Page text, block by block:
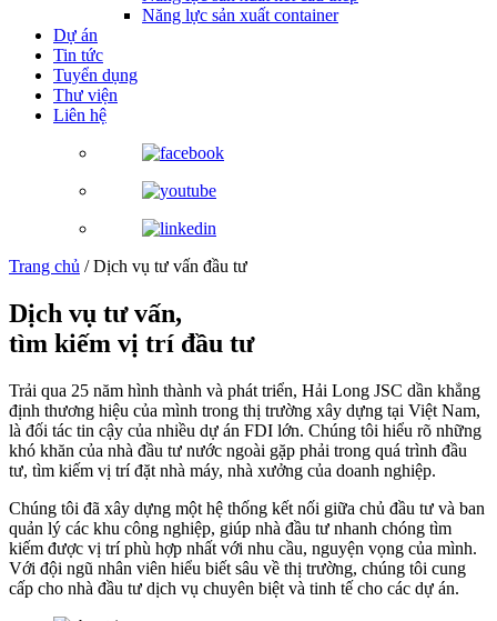
Năng lực sản xuất container
Dự án
Tin tức
Tuyển dụng
Thư viện
Liên hệ
Trang chủ /Dịch vụ tư vấn đầu tư
Dịch vụ tư vấn,
tìm kiếm vị trí đầu tư
Trải qua 25 năm hình thành và phát triển, Hải Long JSC dần khẳng
định thương hiệu của mình trong thị trường xây dựng tại Việt Nam,
là đối tác tin cậy của nhiều dự án FDI lớn. Chúng tôi hiểu rõ những
khó khăn của nhà đầu tư nước ngoài gặp phải trong quá trình đầu
tư, tìm kiếm vị trí đặt nhà máy, nhà xưởng của doanh nghiệp.
Chúng tôi đã xây dựng một hệ thống kết nối giữa chủ đầu tư và ban
quản lý các khu công nghiệp, giúp nhà đầu tư nhanh chóng tìm
kiếm được vị trí phù hợp nhất với nhu cầu, nguyện vọng của mình.
Với đội ngũ nhân viên hiểu biết sâu về thị trường, chúng tôi cung
cấp cho nhà đầu tư dịch vụ chuyên biệt và tinh tế cho các dự án.